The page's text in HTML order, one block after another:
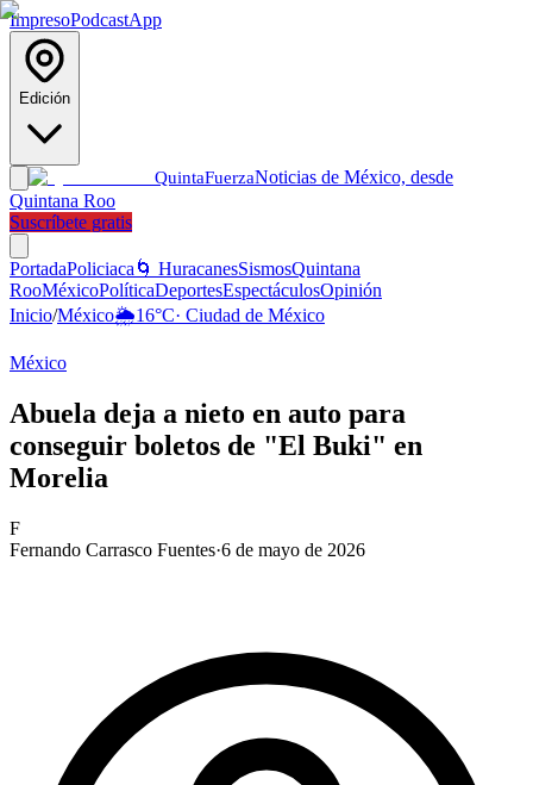
ImpresoPodcastApp
Edición
QuintaFuerzaNoticias de México, desde
Quintana Roo
Suscríbete gratis
PortadaPoliciaca 🌀 HuracanesSismosQuintana
RooMéxicoPolíticaDeportesEspectáculosOpinión
Inicio/México🌦️16°C· Ciudad de México
México
Abuela deja a nieto en auto para
conseguir boletos de "El Buki" en
Morelia
F
Fernando Carrasco Fuentes·6 de mayo de 2026